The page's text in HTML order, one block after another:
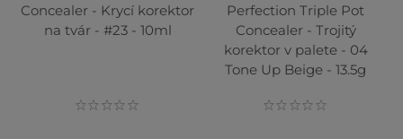
Concealer - Krycí korektor
na tvár - #23 - 10ml
Perfection Triple Pot
Concealer - Trojitý
korektor v palete - 04
Tone Up Beige - 13.5g